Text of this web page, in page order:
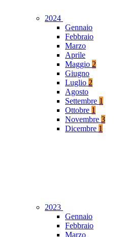
2024
Gennaio
Febbraio
Marzo
Aprile
Maggio 2
Giugno
Luglio 2
Agosto
Settembre 1
Ottobre 1
Novembre 3
Dicembre 1
2023
Gennaio
Febbraio
Marzo